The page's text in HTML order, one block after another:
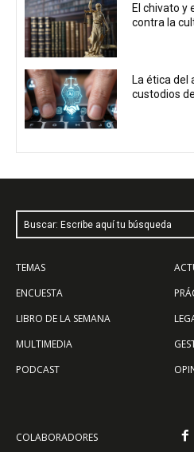
El chivato y
contra la
La ética del
custodios
Buscar: Escribe aquí tu búsqueda
TEMAS
ENCUESTA
LIBRO DE LA SEMANA
MULTIMEDIA
PODCAST
COLABORADORES